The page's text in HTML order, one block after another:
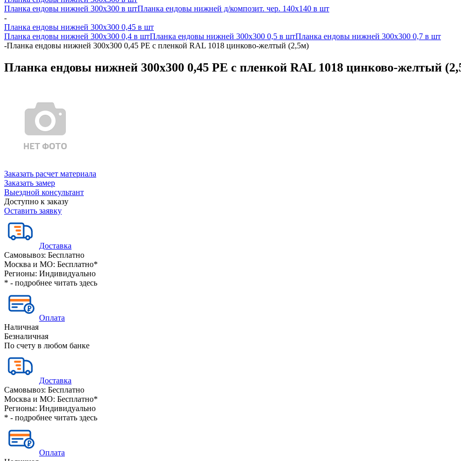
Планка ендовы нижней 300х300 в штПланка ендовы нижней д/композит. чер. 140х140 в шт
-
Планка ендовы нижней 300х300 0,45 в шт
Планка ендовы нижней 300х300 0,4 в штПланка ендовы нижней 300х300 0,5 в штПланка ендовы нижней 300х300 0,7 в шт
-Планка ендовы нижней 300х300 0,45 PE с пленкой RAL 1018 цинково-желтый (2,5м)
Планка ендовы нижней 300х300 0,45 PE с пленкой RAL 1018 цинково-желтый
Заказать расчет материала
Заказать замер
Выездной консультант
Доступно к заказу
Оставить заявку
Доставка
Самовывоз: Бесплатно
Москва и МО: Бесплатно*
Регионы: Индивидуально
* - подробнее читать здесь
Оплата
Наличная
Безналичная
По счету в любом банке
Доставка
Самовывоз: Бесплатно
Москва и МО: Бесплатно*
Регионы: Индивидуально
* - подробнее читать здесь
Оплата